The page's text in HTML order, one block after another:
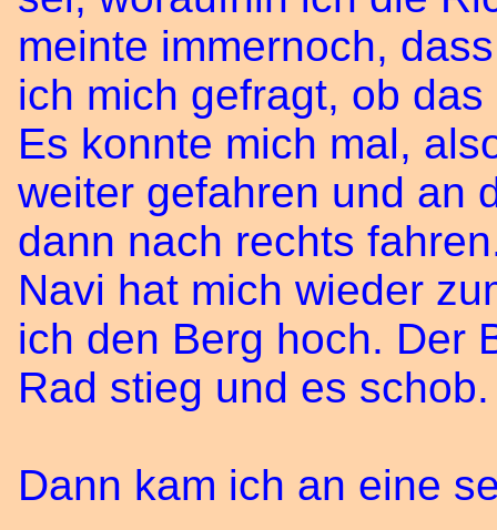
meinte immernoch,
ich mich gefragt, ob
Es konnte mich mal,
weiter gefahren und an
dann nach rechts
Navi hat mich wieder
ich den Berg hoch. Der
Rad stieg und es schob.
Dann kam ich an eine